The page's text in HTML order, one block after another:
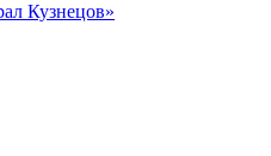
Кузнецов»